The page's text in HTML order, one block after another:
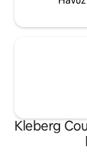
Kleberg